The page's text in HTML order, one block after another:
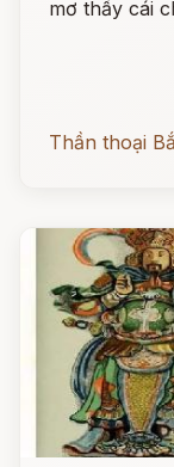
mơ thấy cái
Thần thoại